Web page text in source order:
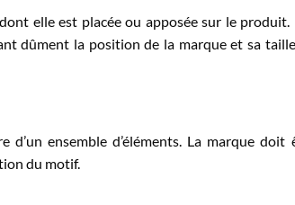
elle est placée ou apposée sur le produit.
dûment la position de la marque et sa
ensemble d’éléments. La marque doit
du motif.